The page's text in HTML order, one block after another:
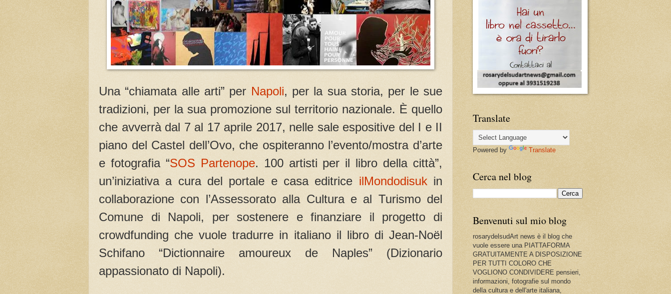
Una “chiamata alle arti” per Napoli, per la sua storia, per le sue
tradizioni, per la sua promozione sul territorio nazionale. È quello
che avverrà dal 7 al 17 aprile 2017, nelle sale espositive del I e II
piano del Castel dell’Ovo, che ospiteranno l’evento/mostra d’arte
e fotografia “SOS Partenope. 100 artisti per il libro della città”,
un’iniziativa a cura del portale e casa editrice ilMondodisukin
collaborazione con l’Assessorato alla Cultura e al Turismo del
Comune di Napoli, per sostenere e finanziare il progetto di
crowdfunding che vuole tradurre in italiano il libro di Jean-Noël
Schifano “Dictionnaire amoureux de Naples” (Dizionario
appassionato di Napoli).
Translate
Powered by Translate
Cerca nel blog
Benvenuti sul mio blog
rosarydelsudArt news è il blog che
vuole essere una PIATTAFORMA
GRATUITAMENTE A DISPOSIZIONE
PER TUTTI COLORO CHE
VOGLIONO CONDIVIDERE pensieri,
informazioni, fotografie sul mondo
della cultura e dell'arte italiana,